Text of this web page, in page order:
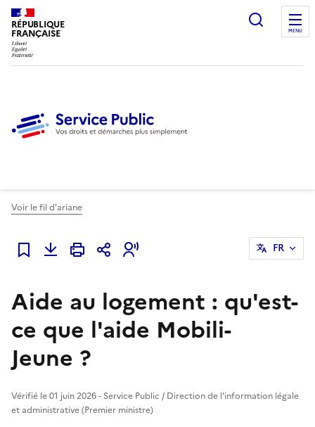
RÉPUBLIQUE
FRANÇAISE
Ouvrir
MENU
Voir le fil d'ariane
Ajouter à mes favoris
FR
Aide au logement : qu'est-
ce que l'aide Mobili-
Jeune ?
Vérifié le 01 juin 2026 - Service Public / Direction de l'information légale
et administrative (Premier ministre)